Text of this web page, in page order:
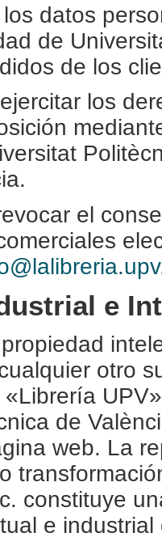
datos
de
de los
los
el
e
otro
de
web. La
constituye
e